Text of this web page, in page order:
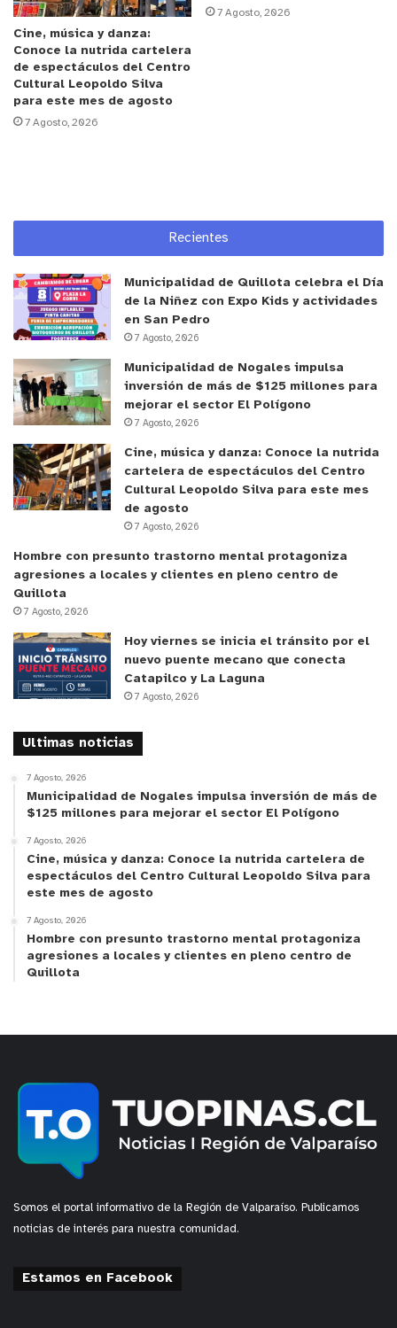
anteriores pendientes.
Reproductor
de
Video
y tú, ¿qué opinas?
Cine, música y danza:
Conoce la nutrida cartelera
de espectáculos del Centro
Cultural Leopoldo Silva
para este mes de agosto
7 Agosto, 2026
7 Agosto, 2026
Recientes
Municipalidad de Quillota celebra el Día
de la Niñez con Expo Kids y actividades
en San Pedro
7 Agosto, 2026
Municipalidad de Nogales impulsa
inversión de más de $125 millones para
mejorar el sector El Polígono
7 Agosto, 2026
Cine, música y danza: Conoce la nutrida
cartelera de espectáculos del Centro
Cultural Leopoldo Silva para este mes
de agosto
7 Agosto, 2026
Hombre con presunto trastorno mental protagoniza
agresiones a locales y clientes en pleno centro de
Quillota
7 Agosto, 2026
Hoy viernes se inicia el tránsito por el
nuevo puente mecano que conecta
Catapilco y La Laguna
7 Agosto, 2026
Ultimas noticias
7 Agosto, 2026
Municipalidad de Nogales impulsa inversión de más de
$125 millones para mejorar el sector El Polígono
7 Agosto, 2026
Cine, música y danza: Conoce la nutrida cartelera de
espectáculos del Centro Cultural Leopoldo Silva para
este mes de agosto
7 Agosto, 2026
Hombre con presunto trastorno mental protagoniza
agresiones a locales y clientes en pleno centro de
Quillota
Somos el portal informativo de la Región de Valparaíso. Publicamos
noticias de interés para nuestra comunidad.
Estamos en Facebook